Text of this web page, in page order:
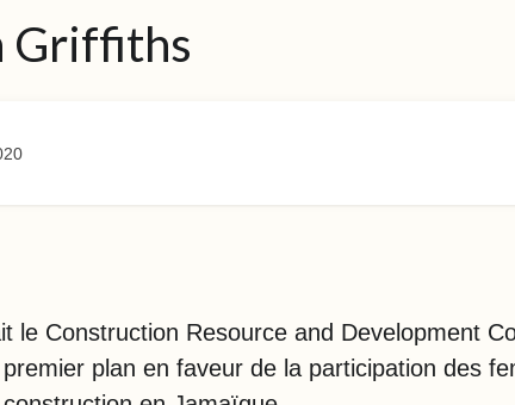
Griffiths
le Construction Resource and Development
plan en faveur de la participation des